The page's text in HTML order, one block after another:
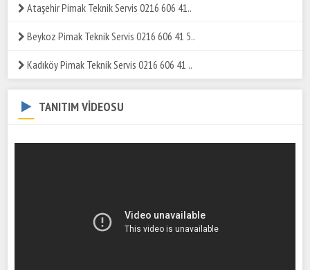
Ataşehir Pimak Teknik Servis 0216 606 41..
Beykoz Pimak Teknik Servis 0216 606 41 5..
Kadıköy Pimak Teknik Servis 0216 606 41 ..
TANITIM VİDEOSU